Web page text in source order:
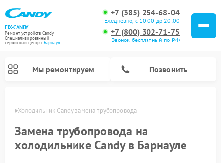
FIX-CANDY
Ремонт устройств Candy
Специализированный
cервисный центр г.Барнаул
+7 (385) 254-68-04
Ежедневно, с 10:00 до 20:00
+7 (800) 302-71-75
Звонок бесплатный по РФ
Мы ремонтируем Позвонить
Холодильник Candy замена трубопровода
Замена трубопровода на
холодильнике Candy в Барнауле